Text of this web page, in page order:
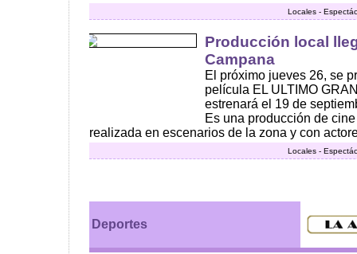
Locales -
Producción local
Campana
El próximo jueves 26, se
película EL ULTIMO
estrenará el 19 de
Es una producción de
realizada en escenarios de la zona y con
Locales -
Deportes